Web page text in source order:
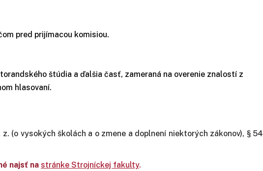
pred prijímacou komisiou.
štúdia a ďalšia časť, zameraná na overenie znalostí z
hlasovaní.
(o vysokých školách a o zmene a doplnení niektorých zákonov), § 54
najsť na stránke Strojníckej fakulty.